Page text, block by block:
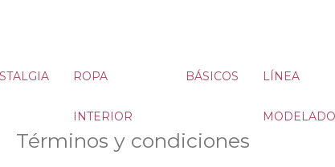
ROPA
INTERIOR
BÁSICOS LÍNEA
Términos y condiciones